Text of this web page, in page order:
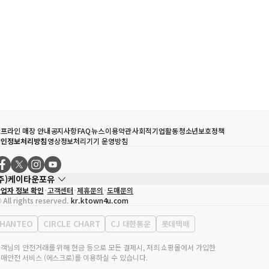
라인 매장 안내공지사항FAQ뉴스이용약관사회적기업활동청소년보호정책
정보처리방침영상정보처리기기 운영방침
)케이타운포유
자
송효민
업자등록번호
120-87-71116
판매업 신고번호 제2011-서울강남-02223
표전화
02-552-9855
자 정보 확인 고객센터 제휴문의 도매문의
rights reserved. kr.ktown4u.com
HANTEO CIRCLE CHART CJ 대한통운 롯데택배
님의 안전거래를 위해 현금 등으로 모든 결제시, 저희 쇼핑몰에서 가입한
안전 서비스 (에스크로)를 이용하실 수 있습니다.